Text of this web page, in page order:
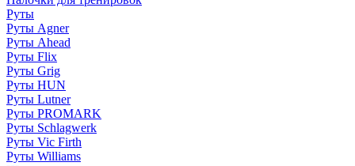
Руты
Руты Agner
Руты Ahead
Руты Flix
Руты Grig
Руты HUN
Руты Lutner
Руты PROMARK
Руты Schlagwerk
Руты Vic Firth
Руты Williams